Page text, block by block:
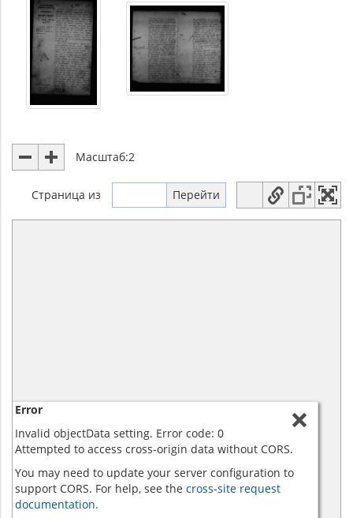
Масштаб:2
Страница из
Error
Invalid objectData setting. Error code: 0
Attempted to access cross-origin data without CORS.
You may need to update your server configuration to
support CORS. For help, see the cross-site request
documentation.